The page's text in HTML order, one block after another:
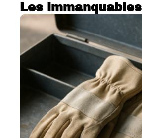
Les immanquables